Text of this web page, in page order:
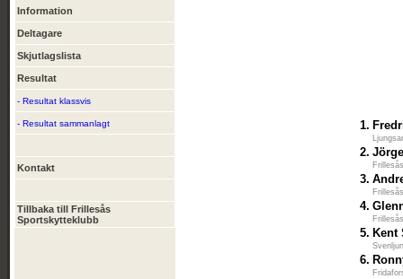
Information
Deltagare
Skjutlagslista
Resultat
- Resultat klassvis
- Resultat sammanlagt
Kontakt
Tillbaka till Frillesås
Sportskytteklubb
1.
2.
3.
4.
5. Kent
6.